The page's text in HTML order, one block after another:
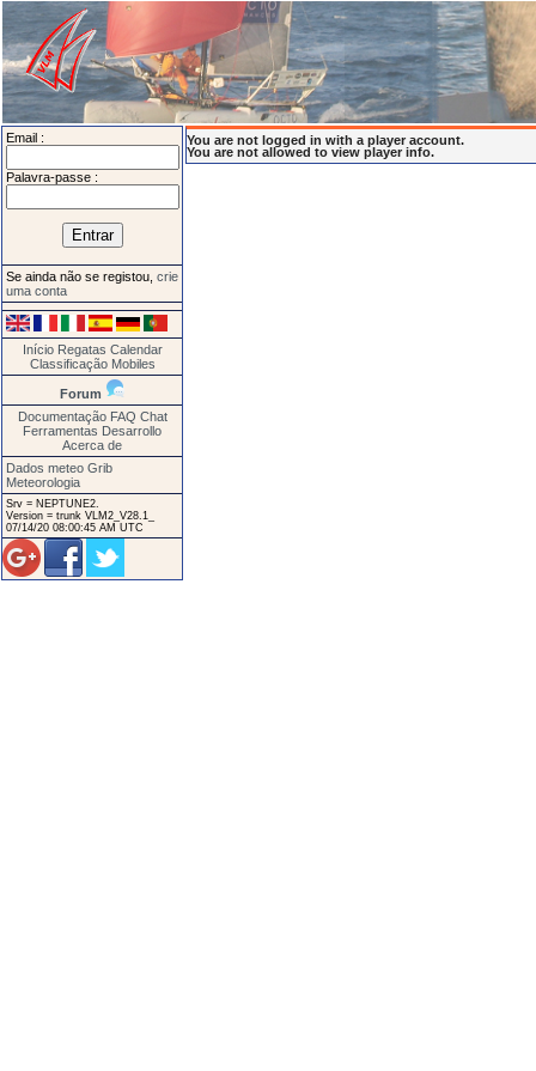
Email :
Palavra-passe :
Se ainda não se registou, crie
uma conta
Início Regatas Calendar
Classificação Mobiles
Forum
Documentação FAQ Chat
Ferramentas Desarrollo
Acerca de
Dados meteo Grib
Meteorologia
Srv = NEPTUNE2.
Version = trunk VLM2_V28.1_
07/14/20 08:00:45 AM UTC
You are not logged in with a player account.
You are not allowed to view player info.